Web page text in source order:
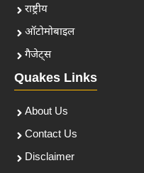
राष्ट्रीय
ऑटोमोबाइल
गैजेट्स
Quakes Links
About Us
Contact Us
Disclaimer